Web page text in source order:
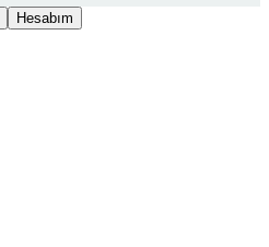
Hesabım